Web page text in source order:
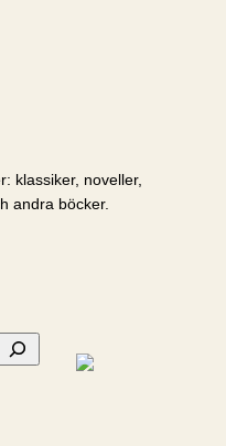
klassiker, noveller,
andra böcker.